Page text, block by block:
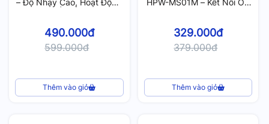
490.000đ
599.000đ
Thêm vào giỏ
329.000đ
379.000đ
Thêm vào giỏ